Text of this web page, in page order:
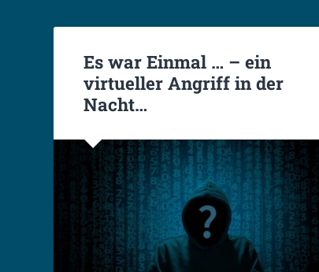
Es war Einmal … – ein
virtueller Angriff in der
Nacht…